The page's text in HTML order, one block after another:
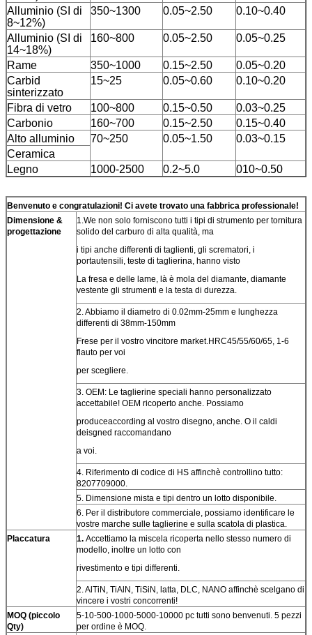
Alluminio (SI di
8~12%)
350~1300 0.05~2.50 0.10~0.40
Alluminio (SI di
14~18%)
160~800 0.05~2.50 0.05~0.25
Rame 350~1000 0.15~2.50
0.05~0.20
Carbid
sinterizzato
15~25 0.05~0.60 0.10~0.20
Fibra di vetro 100~800 0.15~0.50
0.03~0.25
Carbonio
160~700 0.15~2.50
0.15~0.40
Alto alluminio
70~250 0.05~1.50
0.03~0.15
Ceramica
Legno
1000-2500 0.2~5.0 010~0.50
Benvenuto e congratulazioni! Ci avete trovato una fabbrica professionale!
Dimensione &
progettazione
1.We non solo forniscono tutti i tipi di strumento per tornitura
solido del carburo di alta qualità, ma
i tipi anche differenti di taglienti, gli scrematori, i
portautensili, teste di taglierina, hanno visto
La fresa e delle lame, là è mola del diamante, diamante
vestente gli strumenti e la testa di durezza.
2. Abbiamo il diametro di 0.02mm-25mm e lunghezza
differenti di 38mm-150mm
Frese per il vostro vincitore market.HRC45/55/60/65, 1-6
flauto per voi
per scegliere.
3. OEM: Le taglierine speciali hanno personalizzato
accettabile! OEM ricoperto anche. Possiamo
produceaccording al vostro disegno, anche. O il caldi
deisgned raccomandano
a voi.
4. Riferimento di codice di HS affinchè controllino tutto:
8207709000.
5. Dimensione mista e tipi dentro un lotto disponibile.
6. Per il distributore commerciale, possiamo identificare le
vostre marche sulle taglierine e sulla scatola di plastica.
Placcatura
1. Accettiamo la miscela ricoperta nello stesso numero di
modello, inoltre un lotto con
rivestimento e tipi differenti.
2. AlTiN, TiAlN, TiSiN, latta, DLC, NANO affinchè scelgano di
vincere i vostri concorrenti!
MOQ (piccolo
Qty)
5-10-500-1000-5000-10000 pc tutti sono benvenuti. 5 pezzi
per ordine è MOQ.